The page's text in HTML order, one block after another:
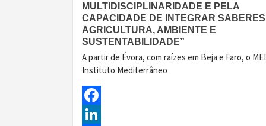
MULTIDISCIPLINARIDADE E PELA
CAPACIDADE DE INTEGRAR
AGRICULTURA, AMBIENTE E
SUSTENTABILIDADE”
A partir de Évora, com raízes em Beja e Faro, o
Instituto Mediterrâneo
Facebook